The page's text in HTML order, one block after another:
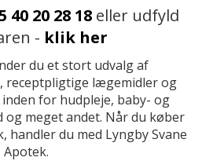
40 20 28 18eller udfyld
- klik her
du et stort udvalg af
receptpligtige lægemidler og
for hudpleje, baby- og
meget andet. Når du køber
handler du med Lyngby Svane
Apotek.